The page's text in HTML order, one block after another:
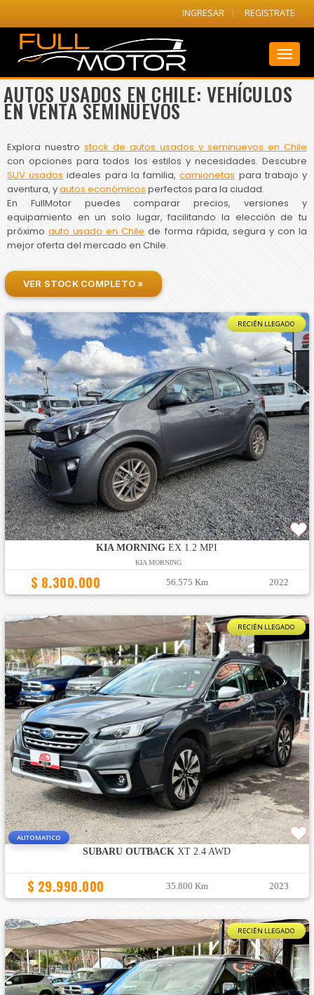
INGRESAR REGISTRATE
AUTOS USADOS EN CHILE: VEHÍCULOS
EN VENTA SEMINUEVOS
Explora nuestro stock de autos usados y seminuevos en Chile
con opciones para todos los estilos y necesidades. Descubre
SUV usados ideales para la familia,camionetas para trabajo y
aventura, yautos económicos perfectos para la ciudad.
En FullMotor puedes comparar precios, versiones y
equipamiento en un solo lugar, facilitando la elección de tu
próximoauto usado en Chile de forma rápida, segura y con la
mejor oferta del mercado en Chile.
VER STOCK COMPLETO »
RECIÉN LLEGADO
KIA MORNING EX 1.2 MPI
KIA MORNING
$ 8.300.000 56.575 Km 2022
RECIÉN LLEGADO
AUTOMATICO
SUBARU OUTBACK XT 2.4 AWD
$ 29.990.000 35.800 Km 2023
RECIÉN LLEGADO